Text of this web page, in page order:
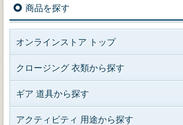
商品を探す
オンラインストア トップ
クロージング 衣類から探す
ギア 道具から探す
アクティビティ 用途から探す